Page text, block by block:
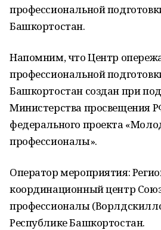
профессиональной
Башкортостан.
Напомним, что Центр
профессиональной
Башкортостан создан при
Министерства просвещения
федерального проекта
профессионалы».
Оператор мероприятия:
координационный центр
профессионалы
Республике Башкортостан.